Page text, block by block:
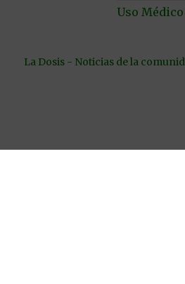
Uso Médico
La Dosis - Noticias de la